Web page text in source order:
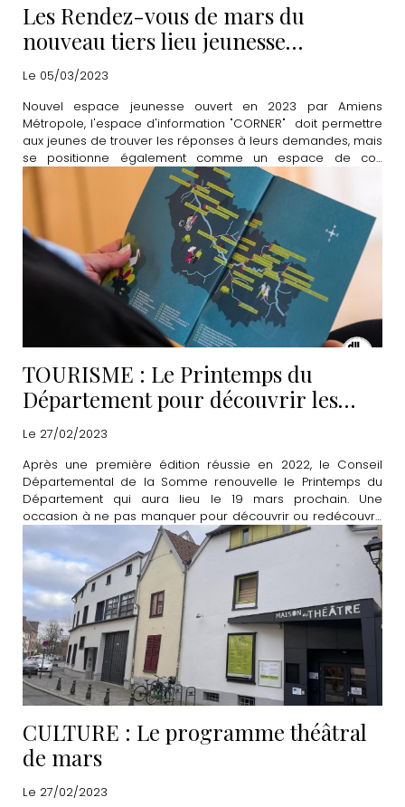
Les Rendez-vous de mars du
nouveau tiers lieu jeunesse
"CORNER"
Le 05/03/2023
Nouvel espace jeunesse ouvert en 2023 par Amiens
Métropole, l'espace d'information "CORNER" doit permettre
aux jeunes de trouver les réponses à leurs demandes, mais
se positionne également comme un espace de co-
construction et de partage. Découvrez le programme
complet du mois de mars.
TOURISME : Le Printemps du
Département pour découvrir les
"merveilles à proximité"
Le 27/02/2023
Après une première édition réussie en 2022, le Conseil
Départemental de la Somme renouvelle le Printemps du
Département qui aura lieu le 19 mars prochain. Une
occasion à ne pas manquer pour découvrir ou redécouvrir
de nombreux lieux emblématiques de la Somme.
CULTURE : Le programme théâtral
de mars
Le 27/02/2023